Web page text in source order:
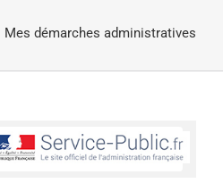
Mes démarches administratives